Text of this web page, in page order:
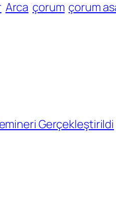
Arca çorum çorum
Gerçekleştirildi